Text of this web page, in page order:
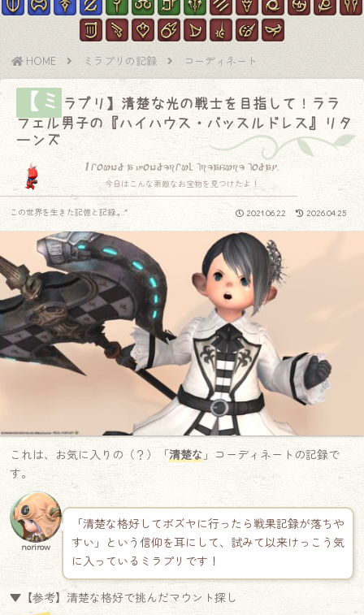
HOME ミラプリの記録 コーディネート
【ミ ラプリ】清楚な光の戦士を目指して！ララ
フェル男子の『ハイハウス・バッスルドレス』リタ
ーンズ
I found a wonderful treasure today.
今日はこんな素敵なお宝物を見つけたよ！
2021.06.22 2026.04.25
この世界を生きた記憶と記録.｡.:*
これは、お気に入りの（？）「清楚な 」コーディネートの記録で
す。
norirow
「清楚な格好してボズヤに行ったら戦果記録が落ちや
すい」という信仰を耳にして、試みて以来けっこう気
に入っているミラプリです！
▼【参考】清楚な格好で挑んだマウント探し